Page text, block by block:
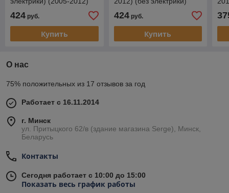
424 руб.
Купить
424руб.
Купить
О нас
75% положительных из 17 отзывов за год
Работает с 16.11.2014
г. Минск
ул. Притыцкого 62/в (здание магазина Serge), Минск,
Беларусь
Контакты
Сегодня работает с 10:00 до 15:00
Показать весь график работы